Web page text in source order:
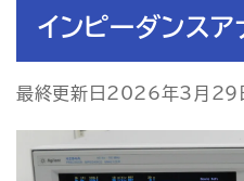
チャットで相談 ご利
インピーダンスア
最終更新日2026年3月29